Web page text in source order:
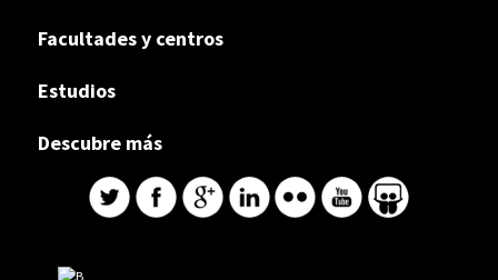
Facultades y centros
Estudios
Descubre más